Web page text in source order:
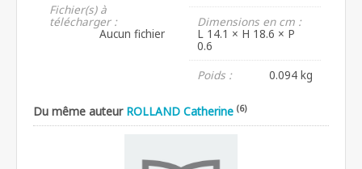
Fichier(s) à
télécharger :
Aucun fichier
Dimensions en cm :
L 14.1 × H 18.6 × P
0.6
Poids :
0.094 kg
Du même auteur ROLLAND Catherine (6)